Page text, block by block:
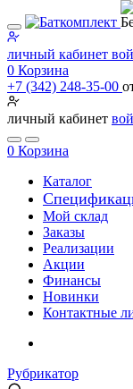
личный кабинет
0 Корзина
+7 (342) 248-35-00
личный кабинет
0 Корзина
Каталог
Мой склад
Заказы
Реализации
Акции
Финансы
Новинки
Контактные
Рубрикатор